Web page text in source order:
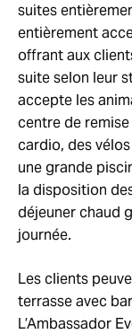
suites
entièrement
offrant aux
suite selon leur
accepte les
centre de
cardio, des
une grande
la disposition
déjeuner chaud
journée.
Les clients
terrasse avec
L’Ambassador